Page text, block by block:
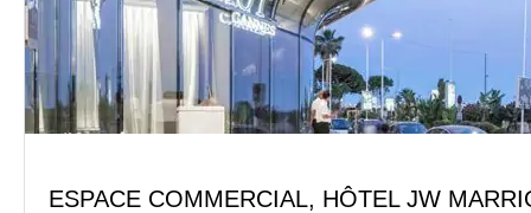
ESPACE COMMERCIAL, HÔTEL JW